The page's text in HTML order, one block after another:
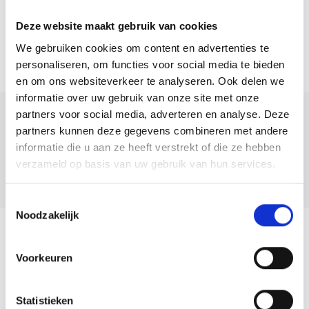
Deze website maakt gebruik van cookies
We gebruiken cookies om content en advertenties te
personaliseren, om functies voor social media te bieden
en om ons websiteverkeer te analyseren. Ook delen we
informatie over uw gebruik van onze site met onze
partners voor social media, adverteren en analyse. Deze
partners kunnen deze gegevens combineren met andere
informatie die u aan ze heeft verstrekt of die ze hebben
verzameld op basis van uw gebruik van hun services.
Noodzakelijk
Voorkeuren
Statistieken
————————————————–
Located in one of the modern neighborhoods of Almere, ‘Tussen de
Vaarten’, this turnkey single-family home is equipped with 9 solar
panels, a modern bathroom and kitchen, and a southwest-facing
garden.
Living in Tussen de Vaarten Zuid means being within short distance of
schools, childcare, supermarket, public transportation, and highways
centers of Almere-Stad and Almere-Buiten are easily accessible.
Entrance/hall with meter cupboard, toilet with wall-mounted toilet
The bright garden-oriented living room has a laminate floor and large
Deel deze
woning: